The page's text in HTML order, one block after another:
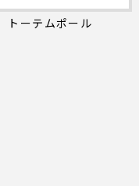
トーテムポール